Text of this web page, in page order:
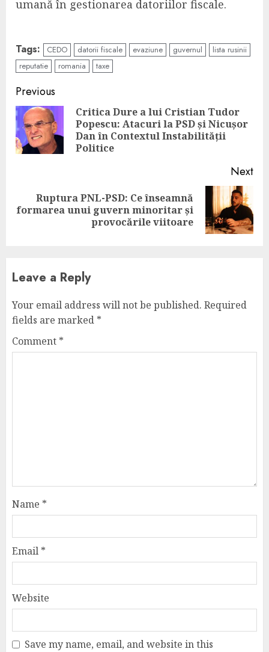
umană în gestionarea datoriilor fiscale.
Tags: CEDO datorii fiscale evaziune guvernul
lista rusinii
reputatie
romania taxe
Continue
Reading
Previous
Critica Dure a lui Cristian Tudor
Popescu: Atacuri la PSD și Nicușor
Dan în Contextul Instabilității
Politice
Next
Next
Ruptura PNL-PSD: Ce înseamnă
formarea unui guvern minoritar și
provocările viitoare
Leave a Reply
Your email address will not be published. Required
fields are marked *
Comment *
Name *
Email *
Website
Save my name, email, and website in this